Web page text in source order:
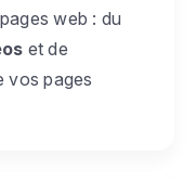
web : du
et de
vos pages